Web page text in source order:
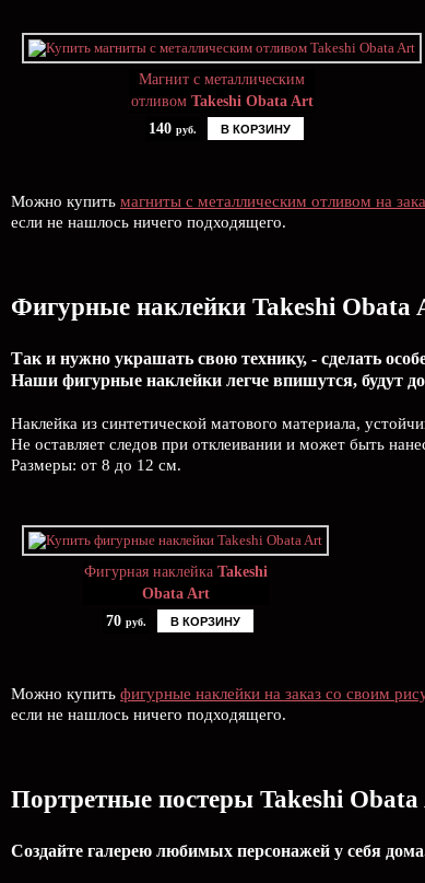
Магнит с металлическим
отливом Takeshi Obata Art
140 руб. В КОРЗИНУ
Можно купить магниты с металлическим отливом на
если не нашлось ничего подходящего.
Фигурные наклейки Takeshi Obata
Так и нужно украшать свою технику, - сделать
Наши фигурные наклейки легче впишутся, будут
Наклейка из синтетической матового материала,
Не оставляет следов при отклеивании и может быть
Размеры: от 8 до 12 см.
Фигурная наклейка Takeshi
Obata Art
70 руб. В КОРЗИНУ
Можно купить фигурные наклейки на заказ со своим
если не нашлось ничего подходящего.
Портретные постеры Takeshi
Создайте галерею любимых персонажей у себя